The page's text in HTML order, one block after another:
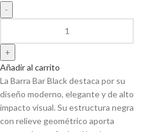
Añadir al carrito
La Barra Bar Black destaca por su
diseño moderno, elegante y de alto
impacto visual. Su estructura negra
con relieve geométrico aporta